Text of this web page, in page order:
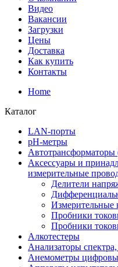
Видео
Вакансии
Загрузки
Цены
Доставка
Как купить
Контакты
Home
Каталог
LAN-порты
pH-метры
Аксессуары и
измерительные
Делители
Пробники
Пробники
Алкотестеры
Анализаторы
Анемометры